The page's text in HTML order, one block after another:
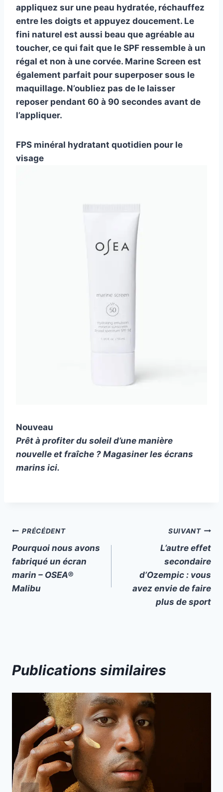
appliquez sur une peau hydratée, réchauffez
entre les doigts et appuyez doucement. Le
fini naturel est aussi beau que agréable au
toucher, ce qui fait que le SPF ressemble à un
régal et non à une corvée. Marine Screen est
également parfait pour superposer sous le
maquillage. N’oubliez pas de le laisser
reposer pendant 60 à 90 secondes avant de
l’appliquer.
FPS minéral hydratant quotidien pour le
visage
Nouveau
Prêt à profiter du soleil d’une manière
nouvelle et fraîche ? Magasiner les écrans
marins ici.
Navigation
de
l’article
PRÉCÉDENT
Pourquoi nous avons
fabriqué un écran
marin – OSEA®
Malibu
SUIVANT
L’autre effet
secondaire
d’Ozempic : vous
avez envie de faire
plus de sport
Publications similaires